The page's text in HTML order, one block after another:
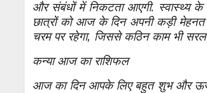
और संबंधों में निकटता आएगी. स्वास्थ्य के
छात्रों को आज के दिन अपनी कड़ी
चरम पर रहेगा, जिससे कठिन काम भी
कन्या आज का राशिफल
आज का दिन आपके लिए बहुत शुभ और